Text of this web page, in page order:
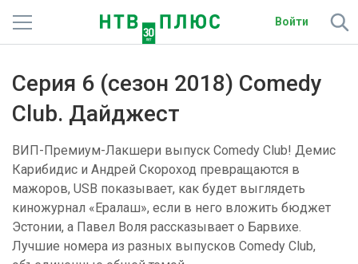
Войти
Фильмы и сериалы
Подписки
Радио
Спутниковым абонентам
Серия 6 (сезон 2018) Comedy
Club. Дайджест
ВИП-Премиум-Лакшери выпуск Comedy Club! Демис
Карибидис и Андрей Скороход превращаются в
мажоров, USB показывает, как будет выглядеть
киножурнал «Ералаш», если в него вложить бюджет
Эстонии, а Павел Воля рассказывает о Барвихе.
Лучшие номера из разных выпусков Comedy Club,